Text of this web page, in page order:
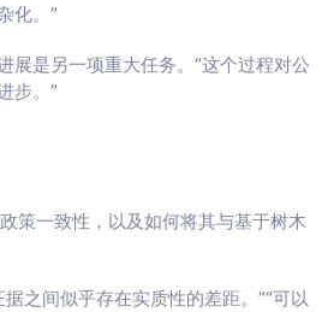
化。”
展是另一项重大任务。“这个过程对公
步。”
策一致性，以及如何将其与基于树木
之间似乎存在实质性的差距。”“可以